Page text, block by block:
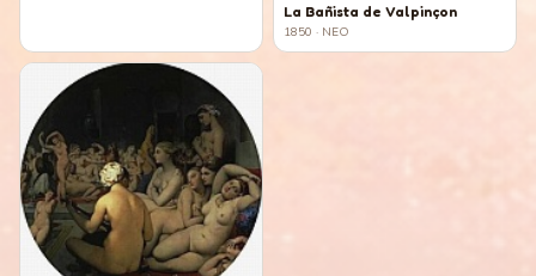
La Bañista de Valpinçon
1850 · NEO